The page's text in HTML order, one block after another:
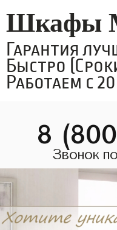
Шкафы
Гарантия
Быстро
Работаем с
8
Звонок